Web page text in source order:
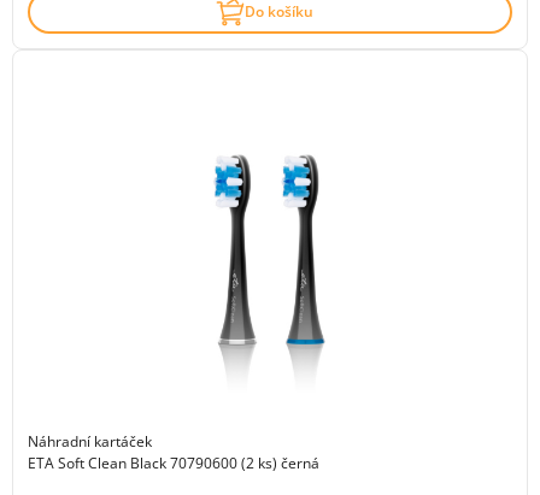
Do košíku
Náhradní kartáček
ETA Soft Clean Black 70790600 (2 ks) černá